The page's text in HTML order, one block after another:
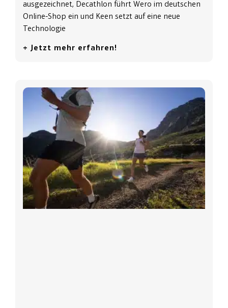
ausgezeichnet, Decathlon führt Wero im deutschen
Online-Shop ein und Keen setzt auf eine neue
Technologie
+ Jetzt mehr erfahren!